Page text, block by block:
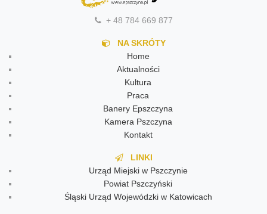
+ 48 784 669 877
NA SKRÓTY
Home
Aktualności
Kultura
Praca
Banery Epszczyna
Kamera Pszczyna
Kontakt
LINKI
Urząd Miejski w Pszczynie
Powiat Pszczyński
Śląski Urząd Wojewódzki w Katowicach